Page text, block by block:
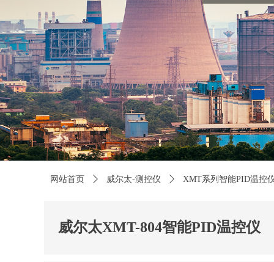
网站首页 ꄲ 威尔太-测控仪 ꄲ XMT系列智能PID温控
威尔太XMT-804智能PID温控仪